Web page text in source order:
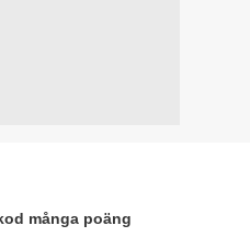
många poäng